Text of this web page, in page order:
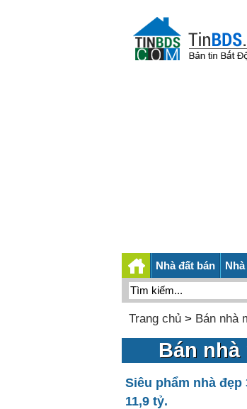
Nhà đất bán
Trang chủ> Bán nhà
Bán nhà
Siêu phẩm nhà
11,9 tỷ.